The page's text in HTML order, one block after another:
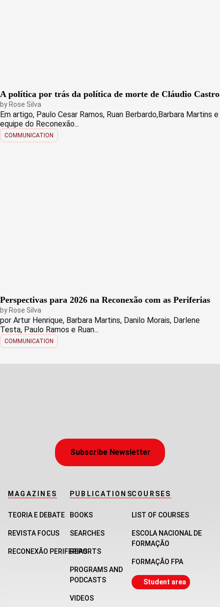
A política por trás da política de morte de Cláudio Castro
by Rose Silva
Em artigo, Paulo Cesar Ramos, Ruan Berbardo,Barbara Martins e
equipe do Reconexão...
COMMUNICATION
Perspectivas para 2026 na Reconexão com as Periferias
by Rose Silva
por Artur Henrique, Barbara Martins, Danilo Morais, Darlene
Testa, Paulo Ramos e Ruan...
COMMUNICATION
Subscribe Newsletter
MAGAZINES
TEORIA E DEBATE
REVISTA FOCUS
RECONEXÃO PERIFERIAS
PUBLICATIONS
BOOKS
SEARCHES
REPORTS
PROGRAMS AND
PODCASTS
VIDEOS
COURSES
LIST OF COURSES
ESCOLA NACIONAL DE
FORMAÇÃO
FORMAÇÃO FPA
Student area